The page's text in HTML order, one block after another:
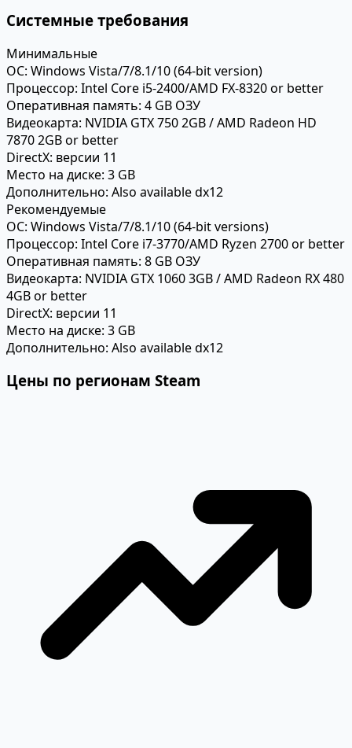
Системные требования
Минимальные
ОС: Windows Vista/7/8.1/10 (64-bit version)
Процессор: Intel Core i5-2400/AMD FX-8320 or better
Оперативная память: 4 GB ОЗУ
Видеокарта: NVIDIA GTX 750 2GB / AMD Radeon HD
7870 2GB or better
DirectX: версии 11
Место на диске: 3 GB
Дополнительно: Also available dx12
Рекомендуемые
ОС: Windows Vista/7/8.1/10 (64-bit versions)
Процессор: Intel Core i7-3770/AMD Ryzen 2700 or better
Оперативная память: 8 GB ОЗУ
Видеокарта: NVIDIA GTX 1060 3GB / AMD Radeon RX 480
4GB or better
DirectX: версии 11
Место на диске: 3 GB
Дополнительно: Also available dx12
Цены по регионам Steam